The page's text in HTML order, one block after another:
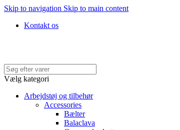
Skip to navigation Skip to main content
Kontakt os
Vælg kategori
Arbejdstøj og tilbehør
Accessories
Bælter
Balaclava